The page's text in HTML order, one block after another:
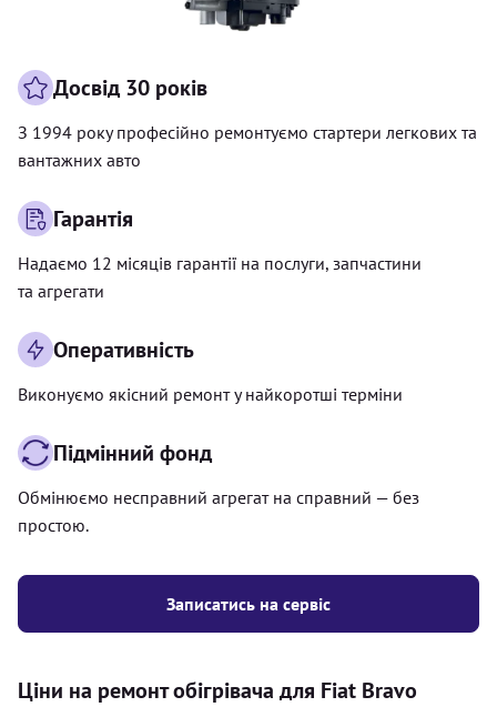
Записатись на сервіс
Досвід 30 років
З 1994 року професійно ремонтуємо стартери легкових та
вантажних авто
Гарантія
Надаємо 12 місяців гарантії на послуги, запчастини
та агрегати
Оперативність
Виконуємо якісний ремонт у найкоротші терміни
Підмінний фонд
Обмінюємо несправний агрегат на справний — без
простою.
Ціни на ремонт обігрівача для Fiat Bravo